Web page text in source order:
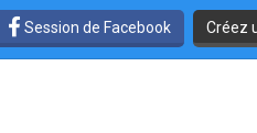
Session de Facebook Créez